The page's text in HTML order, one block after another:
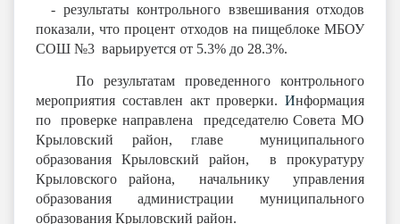
- результаты контрольного взвешивания отходов
показали, что процент отходов на пищеблоке МБОУ
СОШ №3 варьируется от 5.3% до 28.3%.
По результатам проведенного контрольного
мероприятия составлен акт проверки. Информация
по проверке направлена председателю Совета МО
Крыловский район, главе муниципального
образования Крыловский район, в прокуратуру
Крыловского района, начальнику управления
образования администрации муниципального
образования Крыловский район.